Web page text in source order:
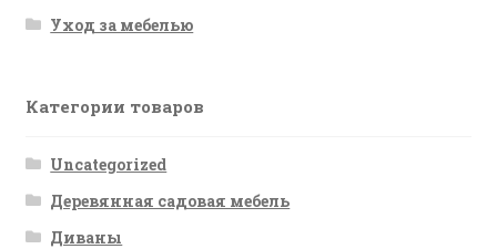
Уход за мебелью
Категории товаров
Uncategorized
Деревянная садовая мебель
Диваны